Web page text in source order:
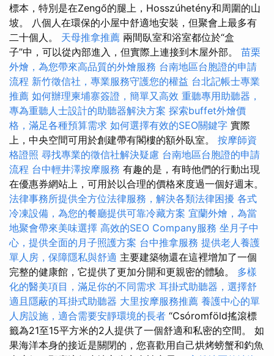
標本，特別是在Zengő的腿上，Hosszúhetény和周圍的山
坡。 八個人在環保的小屋中舒適地安裝，但聚會上最多有
二十個人。 天母推拿推薦 兩間臥室和浴室都位於“盒
子”中，可以從內部進入，但實際上連接到木屋外部。 苗栗
外燴，為您帶來高品質的外燴服務 台南地區台胞證的申請
流程 新竹徵信社，專業服務守護您的權益 台北記帳士專業
推薦 如何辦理柬埔寨簽證，簡單又高效 重聽專用助聽器，
專為重聽人士設計的助聽器解決方案 探索buffet外燴價
格，滿足各種預算需求 如何選擇有效的SEO關鍵字 實際
上，中央空間可用於創建帶有閣樓的額外臥室。 按摩師資
格證照 尋找專業的徵信社解決疑慮 台南地區台胞證的申請
流程 台中輕井澤按摩服務 有趣的是，有時他們的行動出現
在優惠券網站上，可用於以合理的價格來度過一個好週末。
法律事務所提供全方位法律服務，解決各類法律困擾 各式
冷凍設備，為您的餐廳提供可靠冷藏方案 宜蘭外燴，為當
地聚會帶來美味選擇 高效的SEO Company服務 坐月子中
心，提供全面的月子照護方案 台中推拿服務 提供老人養護
單人房，保障隱私與舒適 主要建築物還在這裡增加了一個
完整的健康館，它提供了更加分開和更親密的體驗。 多樣
化的醫美項目，滿足你的不同需求 耳掛式助聽器，選擇舒
適且隱蔽的耳掛式助聽器 大里按摩服務推薦 養護中心的單
人房設施，適合需要安靜環境的長者 “Csóromföld搖滾標
籤為21至15平方米的2人提供了一個舒適和私密的空間。 如
果海洋本身的接近是關閉的，您喜歡用自己烘烤螃蟹和釣魚